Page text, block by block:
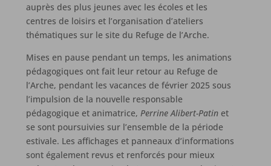
auprès des plus jeunes avec les écoles et les
centres de loisirs et l’organisation d’ateliers
thématiques sur le site du Refuge de l’Arche.
Mises en pause pendant un temps, les animations
pédagogiques ont fait leur retour au Refuge de
l’Arche, pendant les vacances de février 2025 sous
l’impulsion de la nouvelle responsable
pédagogique et animatrice,Perrine Alibert-Patin et
se sont poursuivies sur l’ensemble de la période
estivale. Les affichages et panneaux d’informations
sont également revus et renforcés pour mieux